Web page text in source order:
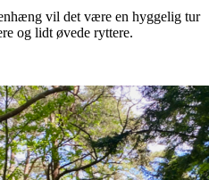
vil det være en hyggelig tur
og lidt øvede ryttere.